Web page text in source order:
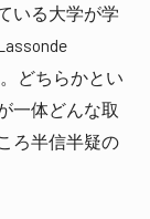
いる大学が学
どちらかとい
一体どんな取
ろ半信半疑の